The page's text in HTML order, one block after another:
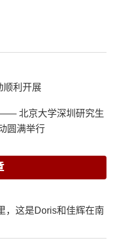
顺利开展
北京大学深圳研究生
圆满举行
，这是Doris和佳辉在南